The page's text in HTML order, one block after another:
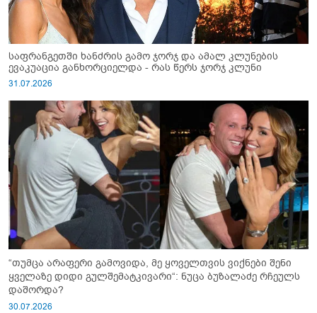
საფრანგეთში ხანძრის გამო ჯორჯ და ამალ კლუნების
ევაკუაცია განხორციელდა - რას წერს ჯორჯ კლუნი
31.07.2026
“თუმცა არაფერი გამოვიდა, მე ყოველთვის ვიქნები შენი
ყველაზე დიდი გულშემატკივარი“: ნუცა ბუზალაძე რჩეულს
დაშორდა?
30.07.2026